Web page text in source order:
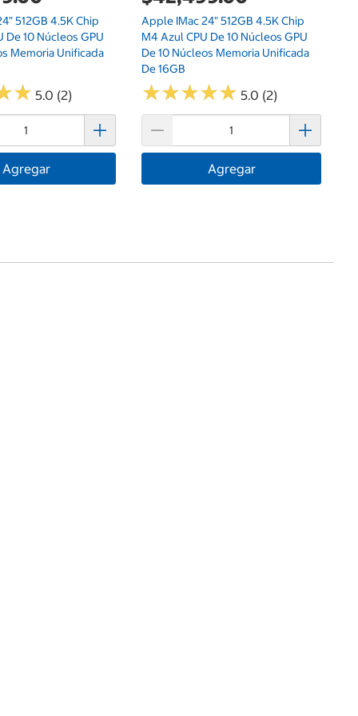
512GB 4.5K Chip
De 10 Núcleos GPU
Memoria Unificada
★
★ 5.0 (2)
Agregar
Apple IMac 24" 512GB 4.5K Chip
M4 Azul CPU De 10 Núcleos GPU
De 10 Núcleos Memoria Unificada
De 16GB
★★★★★
★★★★★ 5.0 (2)
Agregar